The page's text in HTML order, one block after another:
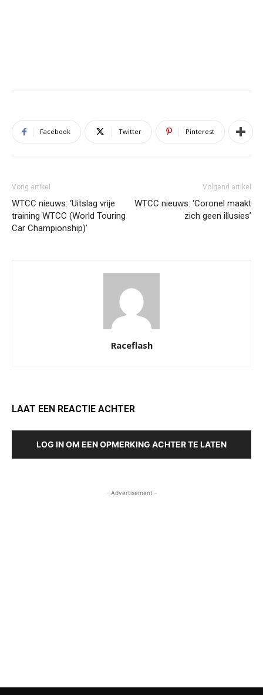
Facebook Twitter Pinterest
Vorig artikel
WTCC nieuws: ‘Uitslag vrije
training WTCC (World Touring
Car Championship)’
Volgend artikel
WTCC nieuws: ‘Coronel maakt
zich geen illusies’
Raceflash
LAAT EEN REACTIE ACHTER
LOG IN OM EEN OPMERKING ACHTER TE LATEN
- Advertisement -